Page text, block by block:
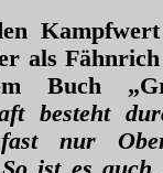
als
Buch
besteht
nur